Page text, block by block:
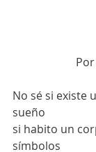
No sé si existe
sueño
si habito un
símbolos